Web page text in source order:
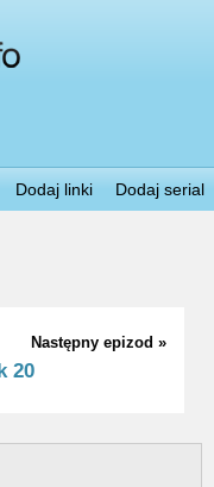
Dodaj linki Dodaj serial
Następny epizod »
20